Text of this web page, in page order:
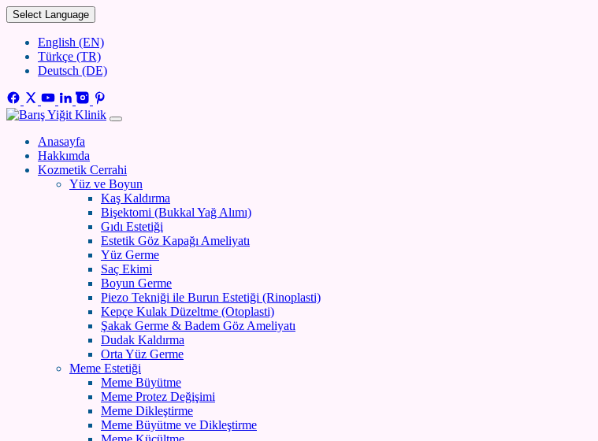
Select Language
English (EN)
Türkçe (TR)
Deutsch (DE)
Anasayfa
Hakkımda
Kozmetik Cerrahi
Yüz ve Boyun
Kaş Kaldırma
Bişektomi (Bukkal Yağ Alımı)
Gıdı Estetiği
Estetik Göz Kapağı Ameliyatı
Yüz Germe
Saç Ekimi
Boyun Germe
Piezo Tekniği ile Burun Estetiği (Rinoplasti)
Kepçe Kulak Düzeltme (Otoplasti)
Şakak Germe & Badem Göz Ameliyatı
Dudak Kaldırma
Orta Yüz Germe
Meme Estetiği
Meme Büyütme
Meme Protez Değişimi
Meme Dikleştirme
Meme Büyütme ve Dikleştirme